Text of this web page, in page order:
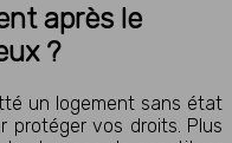
après le
?
un logement sans état
protéger vos droits. Plus